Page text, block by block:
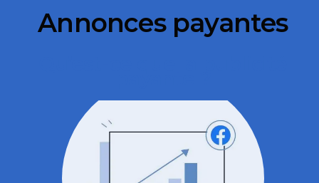
Annonces payantes